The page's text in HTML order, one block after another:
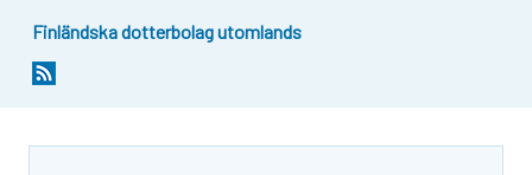
Finländska dotterbolag utomlands